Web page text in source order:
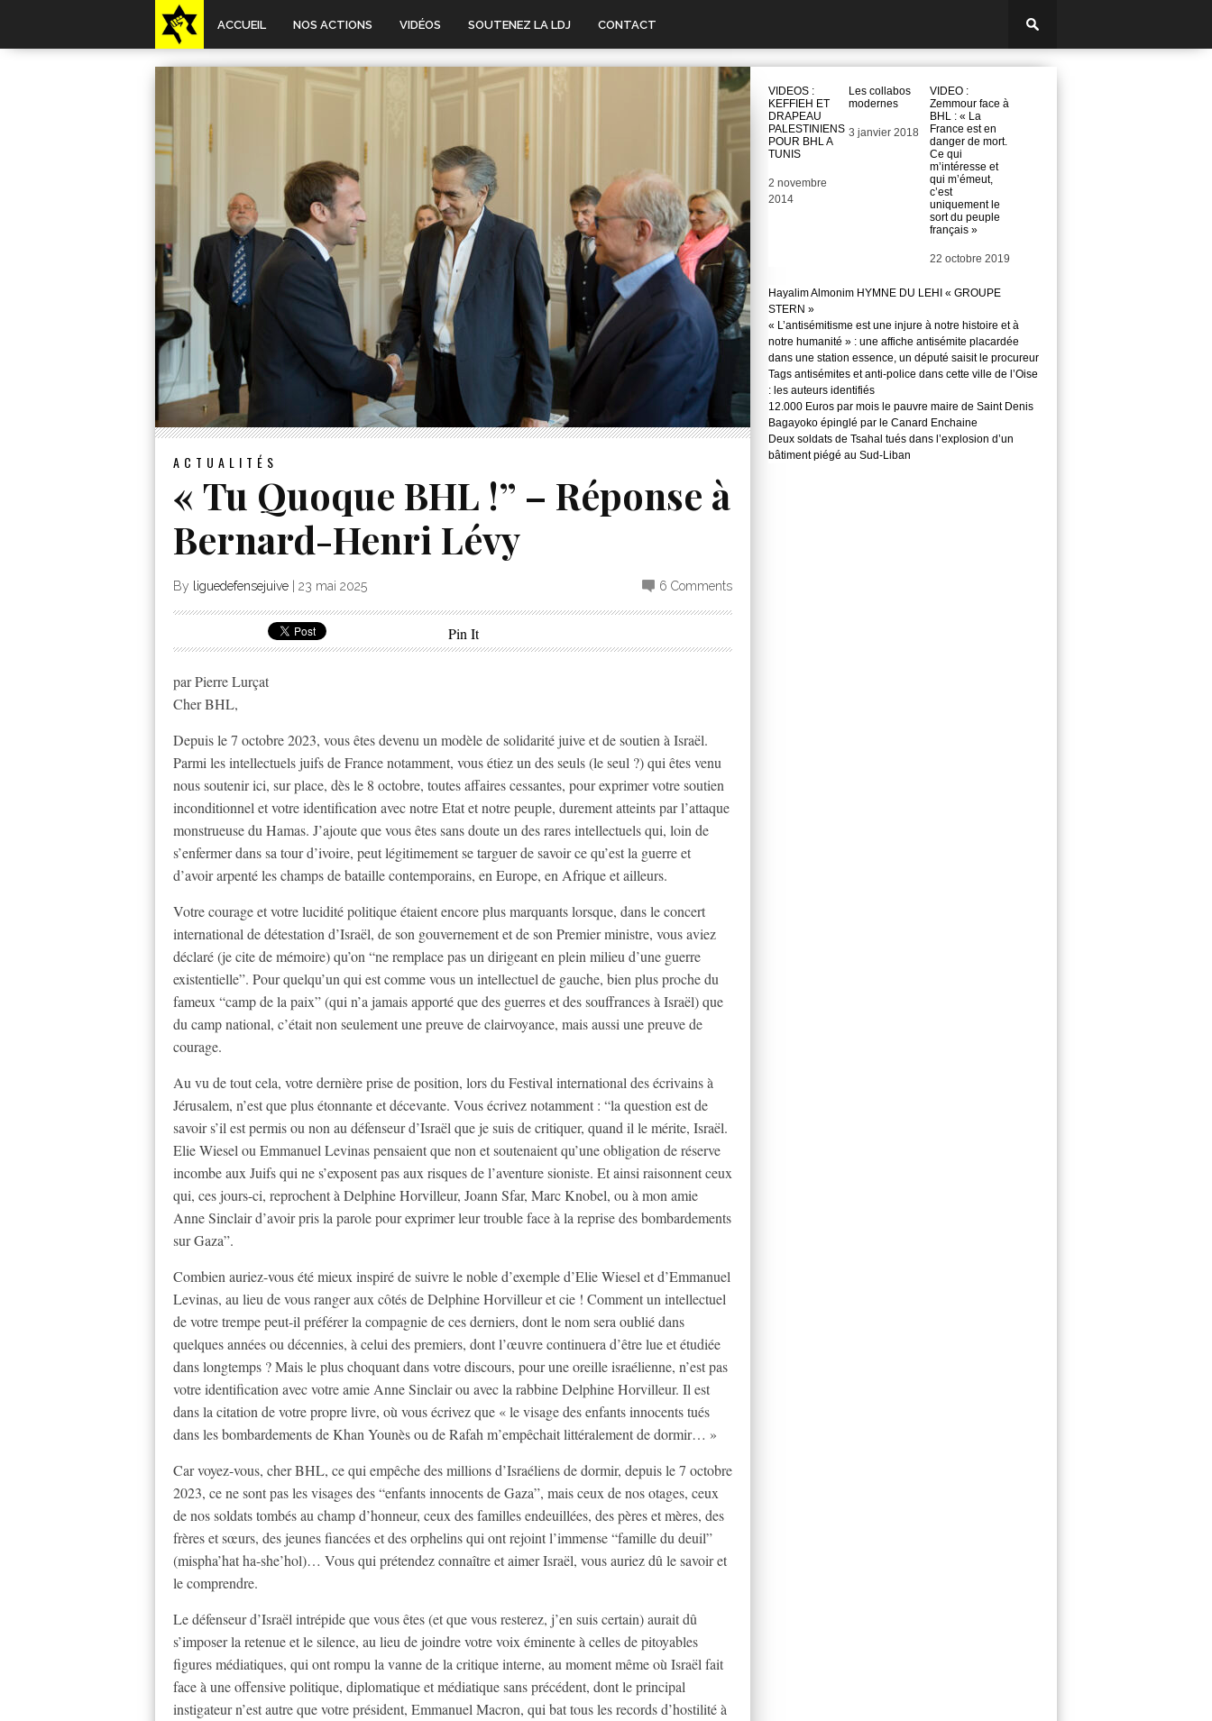
ACCUEIL NOS ACTIONS VIDÉOS SOUTENEZ LA LDJ CONTACT
ACTUALITÉS
« Tu Quoque BHL !” – Réponse à
Bernard-Henri Lévy
By liguedefensejuive 23 mai 2025 6 Comments
Pin It
par Pierre Lurçat
Cher BHL,
Depuis le 7 octobre 2023, vous êtes devenu un modèle de solidarité juive et de soutien à Israël.
Parmi les intellectuels juifs de France notamment, vous étiez un des seuls (le seul ?) qui êtes venu
nous soutenir ici, sur place, dès le 8 octobre, toutes affaires cessantes, pour exprimer votre soutien
inconditionnel et votre identification avec notre Etat et notre peuple, durement atteints par l’attaque
monstrueuse du Hamas. J’ajoute que vous êtes sans doute un des rares intellectuels qui, loin de
s’enfermer dans sa tour d’ivoire, peut légitimement se targuer de savoir ce qu’est la guerre et
d’avoir arpenté les champs de bataille contemporains, en Europe, en Afrique et ailleurs.
Votre courage et votre lucidité politique étaient encore plus marquants lorsque, dans le concert
international de détestation d’Israël, de son gouvernement et de son Premier ministre, vous aviez
déclaré (je cite de mémoire) qu’on “ne remplace pas un dirigeant en plein milieu d’une guerre
existentielle”. Pour quelqu’un qui est comme vous un intellectuel de gauche, bien plus proche du
fameux “camp de la paix” (qui n’a jamais apporté que des guerres et des souffrances à Israël) que
du camp national, c’était non seulement une preuve de clairvoyance, mais aussi une preuve de
courage.
Au vu de tout cela, votre dernière prise de position, lors du Festival international des écrivains à
Jérusalem, n’est que plus étonnante et décevante. Vous écrivez notamment : “la question est de
savoir s’il est permis ou non au défenseur d’Israël que je suis de critiquer, quand il le mérite, Israël.
Elie Wiesel ou Emmanuel Levinas pensaient que non et soutenaient qu’une obligation de réserve
incombe aux Juifs qui ne s’exposent pas aux risques de l’aventure sioniste. Et ainsi raisonnent ceux
qui, ces jours-ci, reprochent à Delphine Horvilleur, Joann Sfar, Marc Knobel, ou à mon amie
Anne Sinclair d’avoir pris la parole pour exprimer leur trouble face à la reprise des bombardements
sur Gaza”.
Combien auriez-vous été mieux inspiré de suivre le noble d’exemple d’Elie Wiesel et d’Emmanuel
Levinas, au lieu de vous ranger aux côtés de Delphine Horvilleur et cie ! Comment un intellectuel
de votre trempe peut-il préférer la compagnie de ces derniers, dont le nom sera oublié dans
quelques années ou décennies, à celui des premiers, dont l’œuvre continuera d’être lue et étudiée
dans longtemps ? Mais le plus choquant dans votre discours, pour une oreille israélienne, n’est pas
votre identification avec votre amie Anne Sinclair ou avec la rabbine Delphine Horvilleur. Il est
dans la citation de votre propre livre, où vous écrivez que « le visage des enfants innocents tués
dans les bombardements de Khan Younès ou de Rafah m’empêchait littéralement de dormir… »
Car voyez-vous, cher BHL, ce qui empêche des millions d’Israéliens de dormir, depuis le 7 octobre
2023, ce ne sont pas les visages des “enfants innocents de Gaza”, mais ceux de nos otages, ceux
de nos soldats tombés au champ d’honneur, ceux des familles endeuillées, des pères et mères, des
frères et sœurs, des jeunes fiancées et des orphelins qui ont rejoint l’immense “famille du deuil”
(mispha’hat ha-she’hol)… Vous qui prétendez connaître et aimer Israël, vous auriez dû le savoir et
le comprendre.
Le défenseur d’Israël intrépide que vous êtes (et que vous resterez, j’en suis certain) aurait dû
s’imposer la retenue et le silence, au lieu de joindre votre voix éminente à celles de pitoyables
figures médiatiques, qui ont rompu la vanne de la critique interne, au moment même où Israël fait
face à une offensive politique, diplomatique et médiatique sans précédent, dont le principal
instigateur n’est autre que votre président, Emmanuel Macron, qui bat tous les records d’hostilité à
VIDEOS :
KEFFIEH ET
DRAPEAU
PALESTINIENS
POUR BHL A
TUNIS
Date
2 novembre
2014
Les collabos
modernes
Date
3 janvier 2018
VIDEO :
Zemmour face à
BHL : « La
France est en
danger de mort.
Ce qui
m’intéresse et
qui m’émeut,
c’est
uniquement le
sort du peuple
français »
Date
22 octobre 2019
Hayalim Almonim HYMNE DU LEHI « GROUPE
STERN »
« L’antisémitisme est une injure à notre histoire et à
notre humanité » : une affiche antisémite placardée
dans une station essence, un député saisit le procureur
Tags antisémites et anti-police dans cette ville de l’Oise
: les auteurs identifiés
12.000 Euros par mois le pauvre maire de Saint Denis
Bagayoko épinglé par le Canard Enchaine
Deux soldats de Tsahal tués dans l’explosion d’un
bâtiment piégé au Sud-Liban